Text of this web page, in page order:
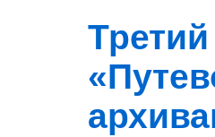
Третий